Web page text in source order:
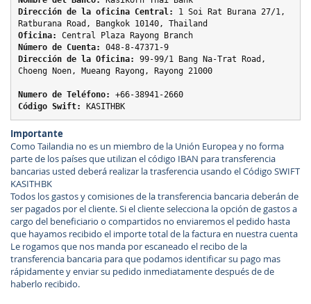
Dirección de la oficina Central:
1 Soi Rat Burana 27/1,
Ratburana Road, Bangkok 10140, Thailand
Oficina:
Central Plaza Rayong Branch
Número de Cuenta:
048-8-47371-9
Dirección de la Oficina:
99-99/1 Bang Na-Trat Road,
Choeng Noen, Mueang Rayong, Rayong 21000
Numero de Teléfono:
+66-38941-2660
Código Swift:
Importante
Como Tailandia no es un miembro de la Unión Europea y no forma
parte de los países que utilizan el código IBAN para transferencia
bancarias usted deberá realizar la trasferencia usando el Código SWIFT
KASITHBK
Todos los gastos y comisiones de la transferencia bancaria deberán de
ser pagados por el cliente. Si el cliente selecciona la opción de gastos a
cargo del beneficiario o compartidos no enviaremos el pedido hasta
que hayamos recibido el importe total de la factura en nuestra cuenta
Le rogamos que nos manda por escaneado el recibo de la
transferencia bancaria para que podamos identificar su pago mas
rápidamente y enviar su pedido inmediatamente después de de
haberlo recibido.